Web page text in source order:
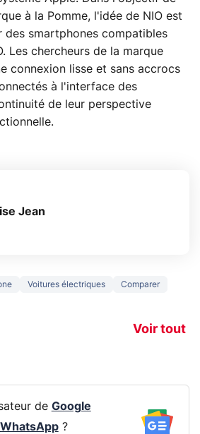
à la Pomme, l'idée de NIO est
des smartphones compatibles
Les chercheurs de la marque
connexion lisse et sans accrocs
à l'interface des
de leur perspective
Jean
Voitures électriques Comparer
Voir tout
pour
5 générations
prochaine
de Google
WhatsApp?